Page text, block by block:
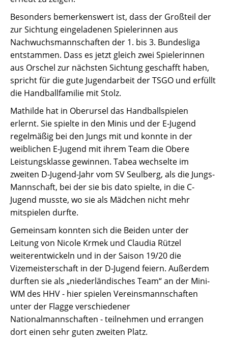
Besonders bemerkenswert ist, dass der Großteil der
zur Sichtung eingeladenen Spielerinnen aus
Nachwuchsmannschaften der 1. bis 3. Bundesliga
entstammen. Dass es jetzt gleich zwei Spielerinnen
aus Orschel zur nächsten Sichtung geschafft haben,
spricht für die gute Jugendarbeit der TSGO und erfüllt
die Handballfamilie mit Stolz.
Mathilde hat in Oberursel das Handballspielen
erlernt. Sie spielte in den Minis und der E-Jugend
regelmäßig bei den Jungs mit und konnte in der
weiblichen E-Jugend mit ihrem Team die Obere
Leistungsklasse gewinnen. Tabea wechselte im
zweiten D-Jugend-Jahr vom SV Seulberg, als die Jungs-
Mannschaft, bei der sie bis dato spielte, in die C-
Jugend musste, wo sie als Mädchen nicht mehr
mitspielen durfte.
Gemeinsam konnten sich die Beiden unter der
Leitung von Nicole Krmek und Claudia Rützel
weiterentwickeln und in der Saison 19/20 die
Vizemeisterschaft in der D-Jugend feiern. Außerdem
durften sie als „niederländisches Team“ an der Mini-
WM des HHV - hier spielen Vereinsmannschaften
unter der Flagge verschiedener
Nationalmannschaften - teilnehmen und errangen
dort einen sehr guten zweiten Platz.